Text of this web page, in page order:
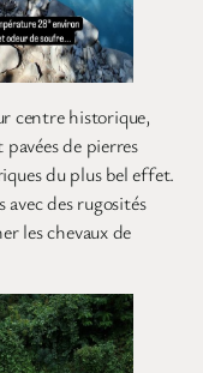
centre historique,
de pierres
du plus bel effet.
avec des rugosités
les chevaux de